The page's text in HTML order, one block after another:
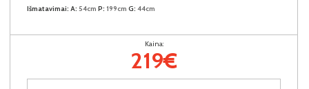
Išmatavimai: A: 54cm P: 199cm G: 44cm
Kaina:
219€